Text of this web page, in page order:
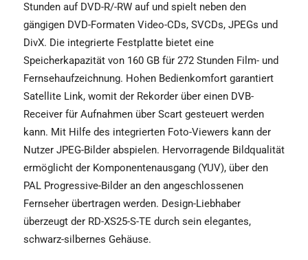
Stunden auf DVD-R/-RW auf und spielt neben den
gängigen DVD-Formaten Video-CDs, SVCDs, JPEGs und
DivX. Die integrierte Festplatte bietet eine
Speicherkapazität von 160 GB für 272 Stunden Film- und
Fernsehaufzeichnung. Hohen Bedienkomfort garantiert
Satellite Link, womit der Rekorder über einen DVB-
Receiver für Aufnahmen über Scart gesteuert werden
kann. Mit Hilfe des integrierten Foto-Viewers kann der
Nutzer JPEG-Bilder abspielen. Hervorragende Bildqualität
ermöglicht der Komponentenausgang (YUV), über den
PAL Progressive-Bilder an den angeschlossenen
Fernseher übertragen werden. Design-Liebhaber
überzeugt der RD-XS25-S-TE durch sein elegantes,
schwarz-silbernes Gehäuse.